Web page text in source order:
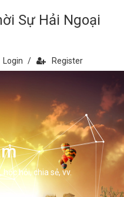
Sự Hải Ngoại
Login / Register
hỏi, chia sẻ, vv.